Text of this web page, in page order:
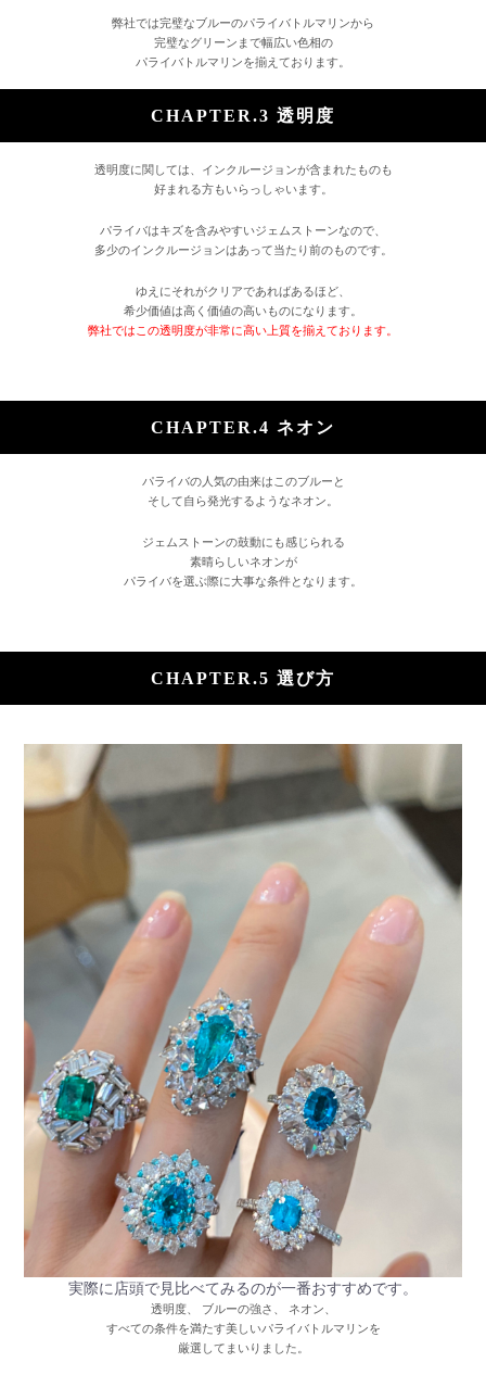
弊社では完璧なブルーのパライバトルマリンから
完璧なグリーンまで幅広い色相の
パライバトルマリンを揃えております。
CHAPTER.3 透明度
透明度に関しては、インクルージョンが含まれたものも
好まれる方もいらっしゃいます。
パライバはキズを含みやすいジェムストーンなので、
多少のインクルージョンはあって当たり前のものです。
ゆえにそれがクリアであればあるほど、
希少価値は高く価値の高いものになります。
弊社ではこの透明度が非常に高い上質を揃えております。
CHAPTER.4 ネオン
パライバの人気の由来はこのブルーと
そして自ら発光するようなネオン。
ジェムストーンの鼓動にも感じられる
素晴らしいネオンが
パライバを選ぶ際に大事な条件となります。
CHAPTER.5 選び方
実際に店頭で見比べてみるのが一番おすすめです。
透明度、 ブルーの強さ、 ネオン、
すべての条件を満たす美しいパライバトルマリンを
厳選してまいりました。